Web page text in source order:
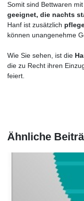
Somit sind Bettwaren mit
geeignet, die nachts
Hanf ist zusätzlich
können unangenehme
Wie Sie sehen, ist die
die zu Recht ihren
feiert.
Ähnliche